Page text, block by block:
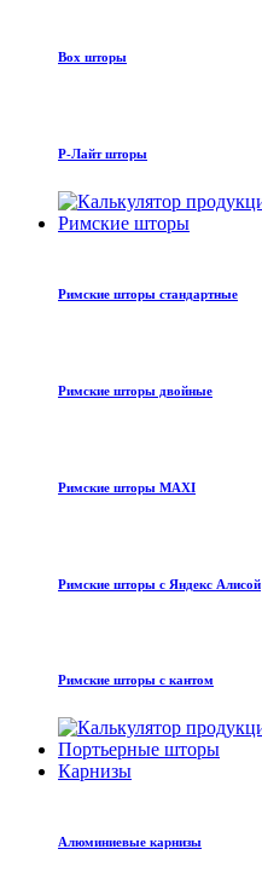
Box шторы
Р-Лайт шторы
Римские шторы
Римские шторы стандартные
Римские шторы двойные
Римские шторы MAXI
Римские шторы с Яндекс Алисой
Римские шторы с кантом
Портьерные шторы
Карнизы
Алюминиевые карнизы